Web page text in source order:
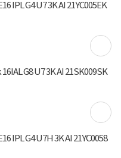
IPL G4 U7 3K AI 21YC005EK
G8 U7 3K AI 21SK009SK
IPL G4 U7H 3K AI 21YC0058
가비용)